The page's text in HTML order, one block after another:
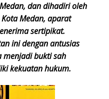
dan dihadiri oleh
Medan, aparat
sertipikat.
ini dengan antusias
menjadi bukti sah
kekuatan hukum.